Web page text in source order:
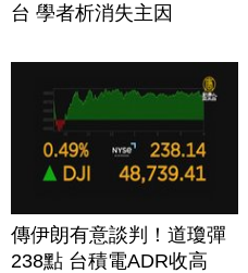
台 學者析消失主因
傳伊朗有意談判！道瓊彈
238點 台積電ADR收高